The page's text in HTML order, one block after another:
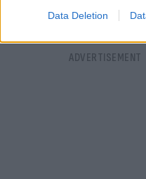
Data Deletion